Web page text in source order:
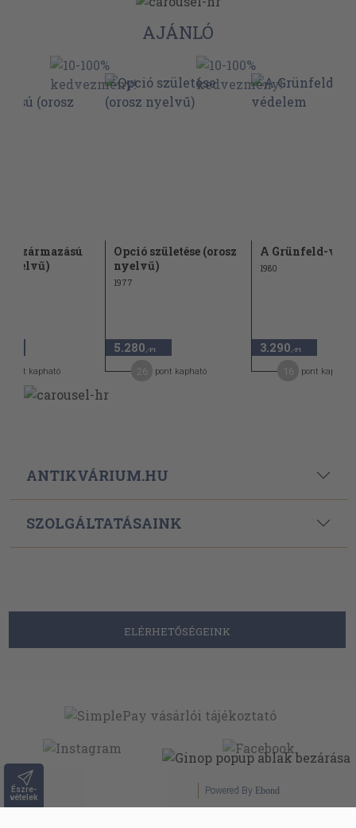
Észre-
vételek
AJÁNLÓ
származású
nyelvű)
pont kapható
Opció születése (orosz
nyelvű)
1977
5.280 ,-Ft
pont kapható
A Grünfeld-
1980
3.290 ,-Ft
pont kapható
ANTIKVÁRIUM.HU
SZOLGÁLTATÁSAINK
ELÉRHETŐSÉGEINK
Powered By Ebond